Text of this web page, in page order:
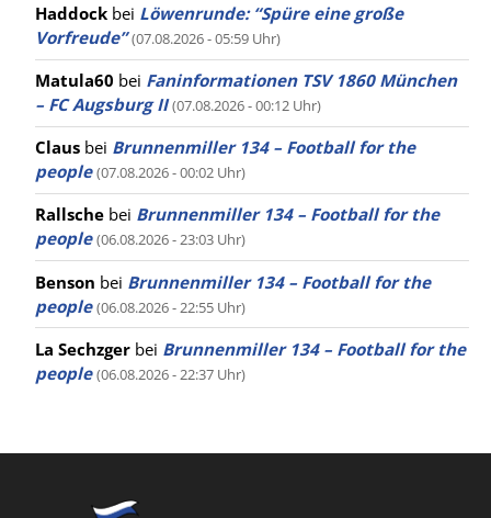
Haddock bei Löwenrunde: “Spüre eine große
Vorfreude” (07.08.2026 - 05:59 Uhr)
Matula60 bei Faninformationen TSV 1860 München
– FC Augsburg II (07.08.2026 - 00:12 Uhr)
Claus bei Brunnenmiller 134 – Football for the
people (07.08.2026 - 00:02 Uhr)
Rallsche bei Brunnenmiller 134 – Football for the
people (06.08.2026 - 23:03 Uhr)
Benson bei Brunnenmiller 134 – Football for the
people (06.08.2026 - 22:55 Uhr)
La Sechzger bei Brunnenmiller 134 – Football for the
people (06.08.2026 - 22:37 Uhr)